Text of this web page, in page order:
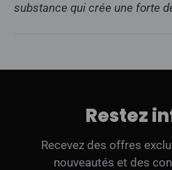
substance qui crée une forte
Restez
Recevez des offres
nouveautés et des